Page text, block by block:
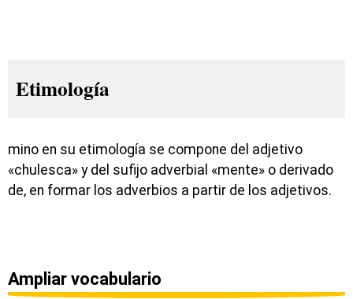
Etimología
mino en su etimología se compone del adjetivo
«chulesca» y del sufijo adverbial «mente» o derivado
de, en formar los adverbios a partir de los adjetivos.
Ampliar vocabulario